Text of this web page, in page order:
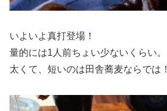
いよいよ真打登場！
量的には1人前ちょい少ないくらい。
太くて、短いのは田舎蕎麦ならでは！